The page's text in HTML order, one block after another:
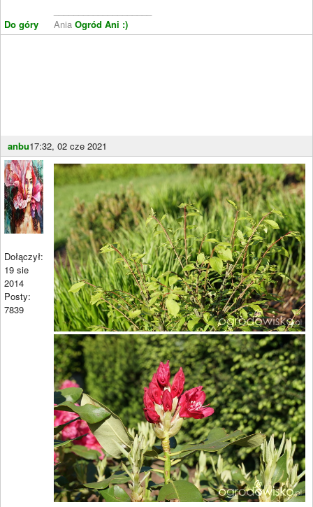
Do góry
Ania Ogród Ani :)
anbu17:32, 02 cze 2021
Dołączył:
19 sie
2014
Posty:
7839